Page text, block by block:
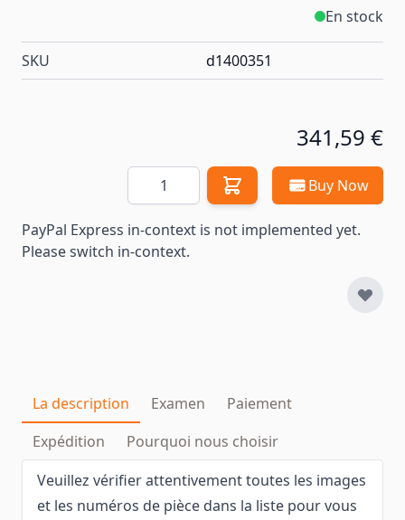
En stock
SKU d1400351
341,59 €
Quantité Buy Now
PayPal Express in-context is not implemented yet.
Please switch in-context.
La description Examen
Paiement
Expédition
Pourquoi nous choisir
Veuillez vérifier attentivement toutes les images
et les numéros de pièce dans la liste pour vous